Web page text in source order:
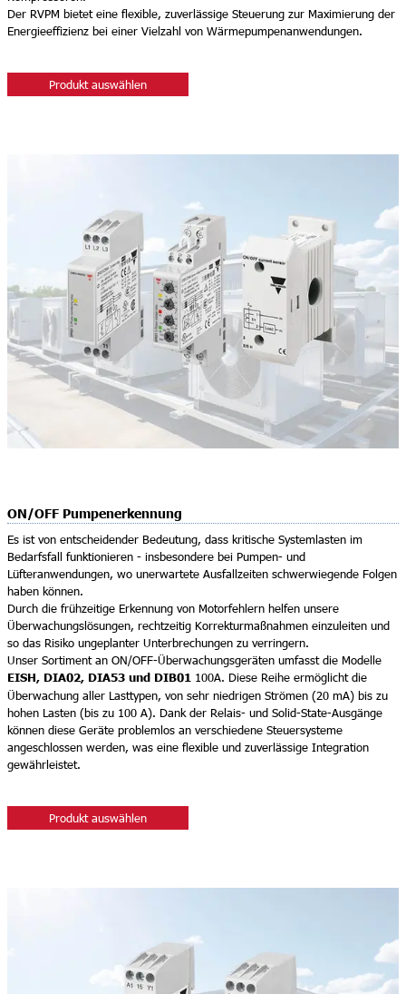
Der RVPM bietet eine flexible, zuverlässige Steuerung zur Maximierung der
Energieeffizienz bei einer Vielzahl von Wärmepumpenanwendungen.
Produkt auswählen
ON/OFF Pumpenerkennung
Es ist von entscheidender Bedeutung, dass kritische Systemlasten im
Bedarfsfall funktionieren - insbesondere bei Pumpen- und
Lüfteranwendungen, wo unerwartete Ausfallzeiten schwerwiegende Folgen
haben können.
Durch die frühzeitige Erkennung von Motorfehlern helfen unsere
Überwachungslösungen, rechtzeitig Korrekturmaßnahmen einzuleiten und
so das Risiko ungeplanter Unterbrechungen zu verringern.
Unser Sortiment an ON/OFF-Überwachungsgeräten umfasst die Modelle
EISH, DIA02, DIA53 und DIB01 100A. Diese Reihe ermöglicht die
Überwachung aller Lasttypen, von sehr niedrigen Strömen (20 mA) bis zu
hohen Lasten (bis zu 100 A). Dank der Relais- und Solid-State-Ausgänge
können diese Geräte problemlos an verschiedene Steuersysteme
angeschlossen werden, was eine flexible und zuverlässige Integration
gewährleistet.
Produkt auswählen